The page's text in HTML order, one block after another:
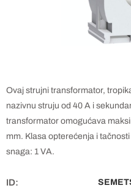
Ovaj strujni transformator,
nazivnu struju od 40 A i
transformator omogućava
mm. Klasa opterećenja i
snaga: 1 VA.
ID: